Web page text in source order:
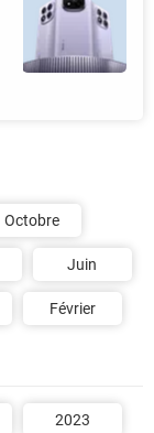
Octobre
Juin
Février
2023